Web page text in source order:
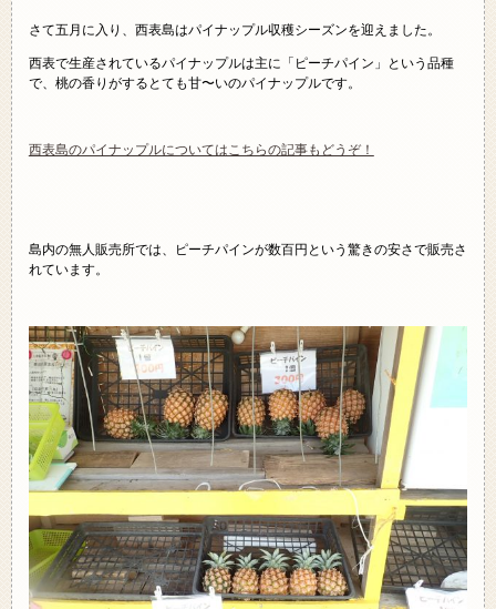
さて五月に入り、西表島はパイナップル収穫シーズンを迎えました。
西表で生産されているパイナップルは主に「ピーチパイン」という品種
で、桃の香りがするとても甘〜いのパイナップルです。
西表島のパイナップルについてはこちらの記事もどうぞ！
島内の無人販売所では、ピーチパインが数百円という驚きの安さで販売さ
れています。